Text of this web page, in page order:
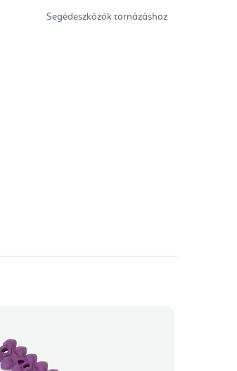
Segédeszközök tornázáshoz